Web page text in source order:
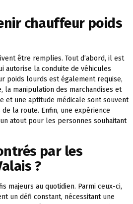
chauffeur poids
être remplies. Tout d’abord, il est
autorise la conduite de véhicules
poids lourds est également requise,
manipulation des marchandises et
et une aptitude médicale sont souvent
la route. Enfin, une expérience
atout pour les personnes souhaitant
par les
?
majeurs au quotidien. Parmi ceux-ci,
un défi constant, nécessitant une